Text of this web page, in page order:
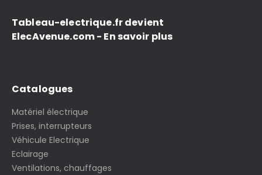
Tableau-electrique.fr devient
ElecAvenue.com - En savoir plus
Catalogues
Matériel électrique
Prises, interrupteurs
Véhicule Electrique
Eclairage
Ventilations, chauffages